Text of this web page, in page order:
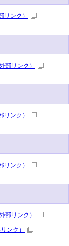
リンク）
外部リンク）
リンク）
リンク）
外部リンク）
ンク）